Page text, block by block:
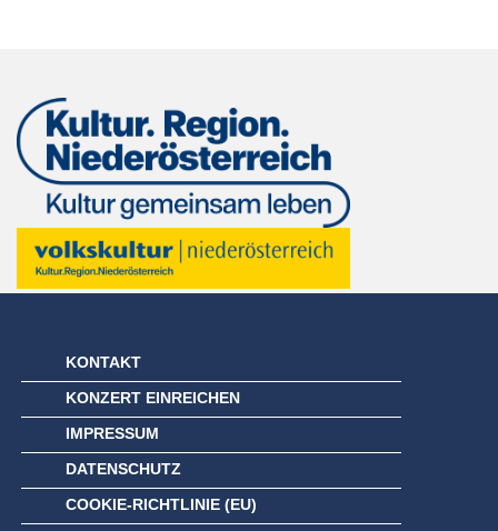
KONTAKT
KONZERT EINREICHEN
IMPRESSUM
DATENSCHUTZ
COOKIE-RICHTLINIE (EU)